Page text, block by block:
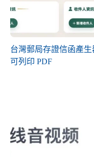
台灣郵局存證信函產
可列印 PDF